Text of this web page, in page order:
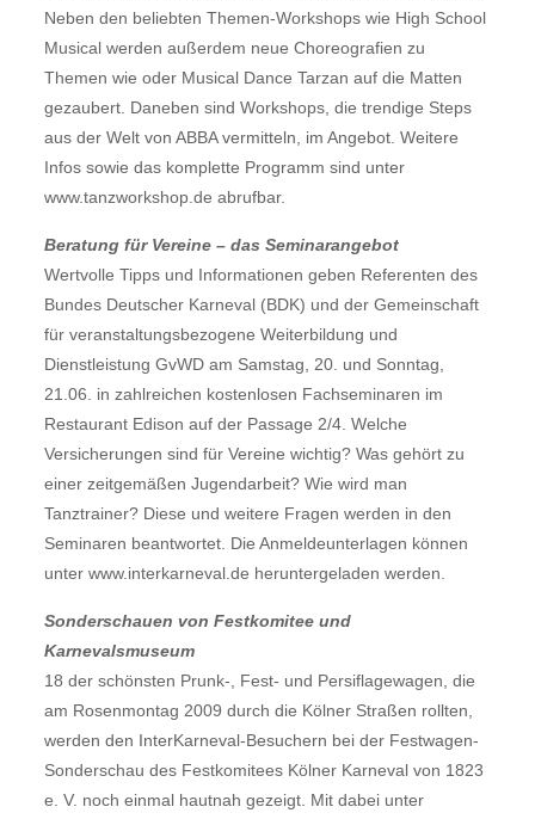
Neben den beliebten Themen-Workshops wie High School
Musical werden außerdem neue Choreografien zu
Themen wie oder Musical Dance Tarzan auf die Matten
gezaubert. Daneben sind Workshops, die trendige Steps
aus der Welt von ABBA vermitteln, im Angebot. Weitere
Infos sowie das komplette Programm sind unter
www.tanzworkshop.de abrufbar.
Beratung für Vereine – das Seminarangebot
Wertvolle Tipps und Informationen geben Referenten des
Bundes Deutscher Karneval (BDK) und der Gemeinschaft
für veranstaltungsbezogene Weiterbildung und
Dienstleistung GvWD am Samstag, 20. und Sonntag,
21.06. in zahlreichen kostenlosen Fachseminaren im
Restaurant Edison auf der Passage 2/4. Welche
Versicherungen sind für Vereine wichtig? Was gehört zu
einer zeitgemäßen Jugendarbeit? Wie wird man
Tanztrainer? Diese und weitere Fragen werden in den
Seminaren beantwortet. Die Anmeldeunterlagen können
unter www.interkarneval.de heruntergeladen werden.
Sonderschauen von Festkomitee und
Karnevalsmuseum
18 der schönsten Prunk-, Fest- und Persiflagewagen, die
am Rosenmontag 2009 durch die Kölner Straßen rollten,
werden den InterKarneval-Besuchern bei der Festwagen-
Sonderschau des Festkomitees Kölner Karneval von 1823
e. V. noch einmal hautnah gezeigt. Mit dabei unter